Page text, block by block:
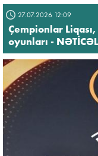
27.07.2026 12:09
Çempionlar
oyunları -